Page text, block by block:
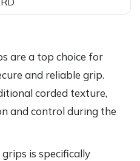
are a top choice for
and reliable grip.
corded texture,
and control during the
is specifically